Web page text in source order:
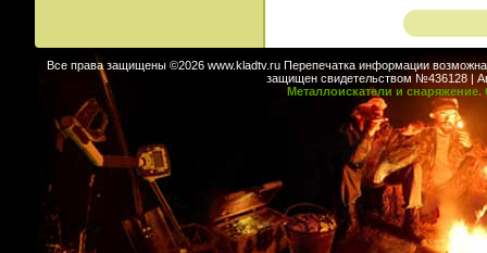
Все права защищены ©2026 www.kladtv.ru Перепечатка информации возможна
защищен свидетельством №436128 |
Металлоискатели и